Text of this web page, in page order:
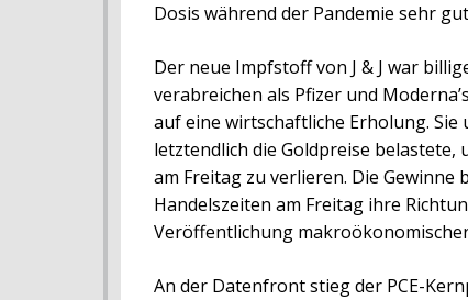
Dosis während der Pandemie sehr
Der neue Impfstoff von J & J war
verabreichen als Pfizer und
auf eine wirtschaftliche Erholung.
letztendlich die Goldpreise
am Freitag zu verlieren. Die
Handelszeiten am Freitag ihre
Veröffentlichung
An der Datenfront stieg der PCE-